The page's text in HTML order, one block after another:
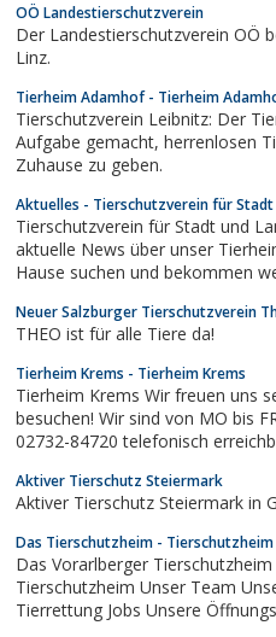
OÖ Landestierschutzverein
Der Landestierschutzverein OÖ
Linz.
Tierheim Adamhof - Tierheim
Tierschutzverein Leibnitz: Der
Aufgabe gemacht, herrenlosen Tieren ein vorübergehendes
Zuhause zu geben.
Aktuelles - Tierschutzverein für Stadt
Tierschutzverein für Stadt und
aktuelle News über unser Tierheim, sehen Tiere, die
Hause suchen und bekommen
zu schaffen.
Neuer Salzburger Tierschutzverein
THEO ist für alle Tiere da!
Tierheim Krems - Tierheim Krems
Tierheim Krems Wir freuen uns sehr, dass Sie unsere
besuchen! Wir sind von MO bis
02732-84720 telefonisch
unter buero@tierheim-
TIERBESICHTIGUNGEN SIND
TERMINVEREINBARUNG...
Aktiver Tierschutz Steiermark
Aktiver Tierschutz Steiermark in
Das Tierschutzheim -
Das Vorarlberger
Tierschutzheim Unser Team
Tierrettung Jobs Unsere